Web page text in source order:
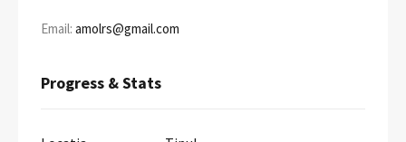
Email: amolrs@gmail.com
Progress & Stats